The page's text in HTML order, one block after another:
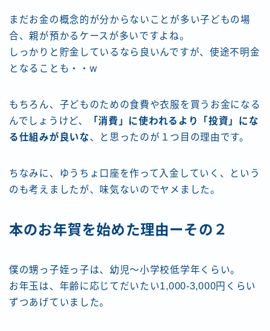
まだお金の概念的が分からないことが多い子どもの場
合、親が預かるケースが多いですよね。
しっかりと貯金しているなら良いんですが、使途不明金
となることも・・w
もちろん、子どものための食費や衣服を買うお金になる
んでしょうけど、
「消費」に使われるより「投資」にな
る仕組みが良いな、と思ったのが１つ目の理由です。
ちなみに、ゆうちょ口座を作って入金していく、という
のも考えましたが、味気ないのでヤメました。
本のお年賀を始めた理由ーその２
僕の甥っ子姪っ子は、幼児〜小学校低学年くらい。
お年玉は、年齢に応じてだいたい1,000-3,000円くらい
ずつあげていました。